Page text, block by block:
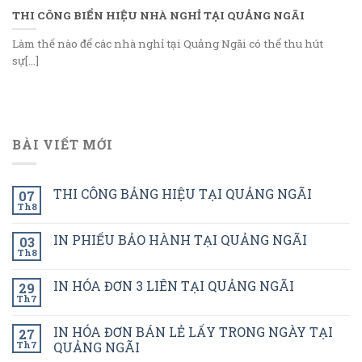
THI CÔNG BIỂN HIỆU NHÀ NGHỈ TẠI QUẢNG NGÃI
Làm thế nào để các nhà nghỉ tại Quảng Ngãi có thể thu hút
sự[...]
BÀI VIẾT MỚI
07
Th8
THI CÔNG BẢNG HIỆU TẠI QUẢNG NGÃI
03
Th8
IN PHIẾU BẢO HÀNH TẠI QUẢNG NGÃI
29
Th7
IN HÓA ĐƠN 3 LIÊN TẠI QUẢNG NGÃI
27
Th7
IN HÓA ĐƠN BÁN LẺ LẤY TRONG NGÀY TẠI
QUẢNG NGÃI